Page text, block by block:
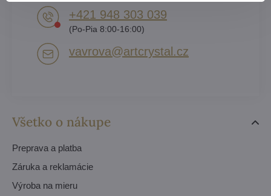
Všetko o nákupe
Preprava a platba
Záruka a reklamácie
Výroba na mieru
+421 948 303 039
(Po-Pia 8:00-16:00)
vavrova​@artcrystal​.cz